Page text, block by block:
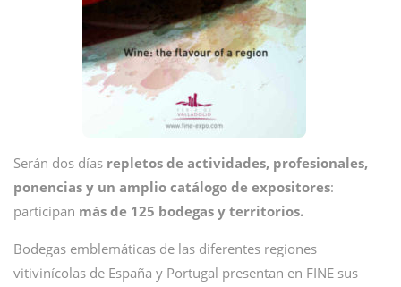
Serán dos días repletos de actividades, profesionales,
ponencias y un amplio catálogo de expositores:
participan más de 125 bodegas y territorios.
Bodegas emblemáticas de las diferentes regiones
vitivinícolas de España y Portugal presentan en FINE sus